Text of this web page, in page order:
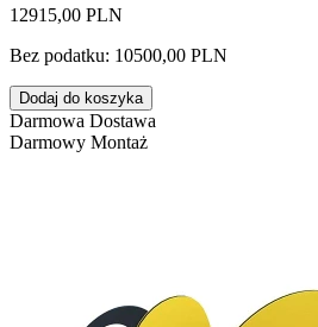
12915,00 PLN
Bez podatku: 10500,00 PLN
Dodaj do koszyka
Darmowa Dostawa
Darmowy Montaż